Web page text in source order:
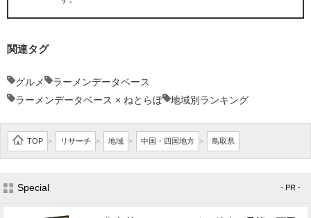
関連タグ
グルメ
ラーメンデータベース
ラーメンデータベース × ねとらぼ
地域別ランキング
TOP > リサーチ > 地域 > 中国・四国地方 > 鳥取県
Special - PR -